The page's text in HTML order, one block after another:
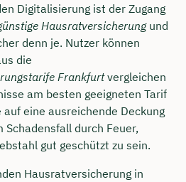
Digitalisierung ist der Zugang
Hausratversicherungund
denn je. Nutzer können
die
Frankfurtvergleichen
am besten geeigneten Tarif
eine ausreichende Deckung
durch Feuer,
gut geschützt zu sein.
Hausratversicherung in